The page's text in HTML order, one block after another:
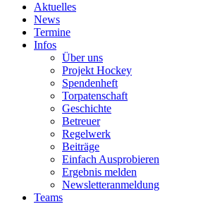
Aktuelles
News
Termine
Infos
Über uns
Projekt Hockey
Spendenheft
Torpatenschaft
Geschichte
Betreuer
Regelwerk
Beiträge
Einfach Ausprobieren
Ergebnis melden
Newsletteranmeldung
Teams